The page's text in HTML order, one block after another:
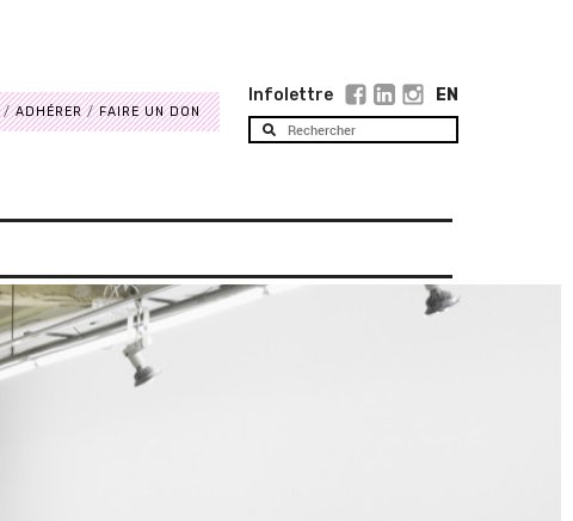
ADHÉRER FAIRE UN DON
Infolettre EN